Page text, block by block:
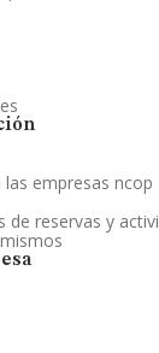
empresas ncop
de reservas y